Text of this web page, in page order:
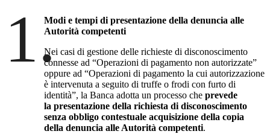
1.Modi e tempi di presentazione della denuncia alle
Autorità competenti
Nei casi di gestione delle richieste di disconoscimento
connesse ad “Operazioni di pagamento non autorizzate”
oppure ad “Operazioni di pagamento la cui autorizzazione
è intervenuta a seguito di truffe o frodi con furto di
identità”, la Banca adotta un processo che prevede
la presentazione della richiesta di disconoscimento
senza obbligo contestuale acquisizione della copia
della denuncia alle Autorità competenti.